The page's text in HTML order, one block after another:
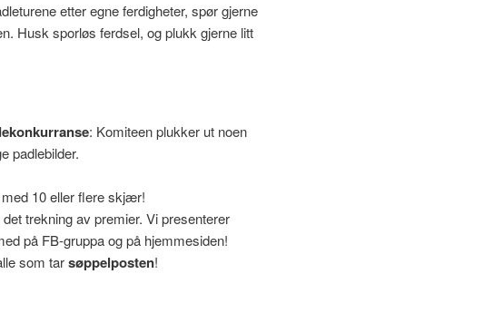
etter egne ferdigheter, spør gjerne
Husk sporløs ferdsel, og plukk gjerne litt
: Komiteen plukker ut noen
padlebilder.
10 eller flere skjær!
trekning av premier. Vi presenterer
på FB-gruppa og på hjemmesiden!
som tarsøppelposten!